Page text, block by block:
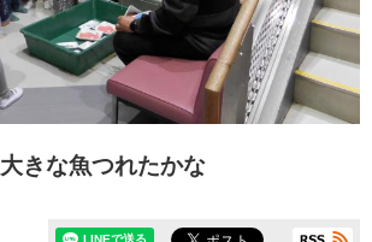
大きな魚つれたかな